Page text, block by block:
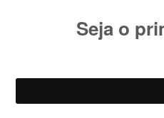
Consulte
Promoções